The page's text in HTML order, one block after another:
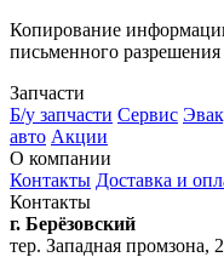
Копирование
письменного
Запчасти
Б/у запчасти Сервис
авто Акции
О компании
Контакты Доставка и
Контакты
г. Берёзовский
тер. Западная промзона,